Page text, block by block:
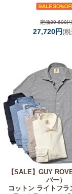
定価39,600円
27,720円(
【SALE】GUY
バー）
コットン ライトフラ